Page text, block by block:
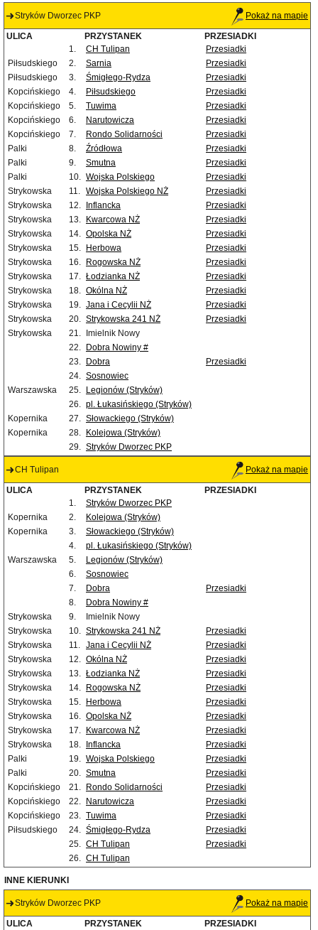
Stryków Dworzec PKP Pokaż na mapie
ULICA PRZYSTANEK
PRZESIADKI
1.
CH Tulipan
Przesiadki
Piłsudskiego
2. Sarnia
Przesiadki
Piłsudskiego
3. Śmigłego-Rydza
Przesiadki
Kopcińskiego
4. Piłsudskiego
Przesiadki
Kopcińskiego
5. Tuwima
Przesiadki
Kopcińskiego
6. Narutowicza
Przesiadki
Kopcińskiego
7. Rondo Solidarności
Przesiadki
Palki
8. Źródłowa
Przesiadki
Palki
9. Smutna
Przesiadki
Palki
10. Wojska Polskiego
Przesiadki
Strykowska
11. Wojska Polskiego NŻ
Przesiadki
Strykowska
12. Inflancka
Przesiadki
Strykowska
13. Kwarcowa NŻ
Przesiadki
Strykowska
14. Opolska NŻ
Przesiadki
Strykowska
15. Herbowa
Przesiadki
Strykowska
16. Rogowska NŻ
Przesiadki
Strykowska
17. Łodzianka NŻ
Przesiadki
Strykowska
18. Okólna NŻ
Przesiadki
Strykowska
19. Jana i Cecylii NŻ
Przesiadki
Strykowska
20. Strykowska 241 NŻ
Przesiadki
Strykowska
21.
Imielnik Nowy
22.
Dobra Nowiny #
23.
Dobra
Przesiadki
24. Sosnowiec
Warszawska
25.
Legionów (Stryków)
26. pl. Łukasińskiego (Stryków)
Kopernika
27. Słowackiego (Stryków)
Kopernika
28.
Kolejowa (Stryków)
29. Stryków Dworzec PKP
CH Tulipan Pokaż na mapie
ULICA PRZYSTANEK
PRZESIADKI
1.
Stryków Dworzec PKP
Kopernika
2.
Kolejowa (Stryków)
Kopernika
3.
Słowackiego (Stryków)
4.
pl. Łukasińskiego (Stryków)
Warszawska
5.
Legionów (Stryków)
6.
Sosnowiec
7.
Dobra
Przesiadki
8.
Dobra Nowiny #
Strykowska
9.
Imielnik Nowy
Strykowska
10. Strykowska 241 NŻ
Przesiadki
Strykowska
11. Jana i Cecylii NŻ
Przesiadki
Strykowska
12. Okólna NŻ
Przesiadki
Strykowska
13. Łodzianka NŻ
Przesiadki
Strykowska
14. Rogowska NŻ
Przesiadki
Strykowska
15. Herbowa
Przesiadki
Strykowska
16. Opolska NŻ
Przesiadki
Strykowska
17. Kwarcowa NŻ
Przesiadki
Strykowska
18. Inflancka
Przesiadki
Palki
19. Wojska Polskiego
Przesiadki
Palki
20. Smutna
Przesiadki
Kopcińskiego
21. Rondo Solidarności
Przesiadki
Kopcińskiego
22. Narutowicza
Przesiadki
Kopcińskiego
23. Tuwima
Przesiadki
Piłsudskiego
24. Śmigłego-Rydza
Przesiadki
25. CH Tulipan
Przesiadki
26. CH Tulipan
INNE KIERUNKI
Stryków Dworzec PKP Pokaż na mapie
ULICA PRZYSTANEK
PRZESIADKI